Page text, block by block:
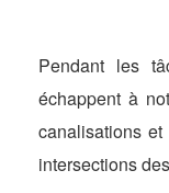
Pendant les
échappent à
canalisations
intersections